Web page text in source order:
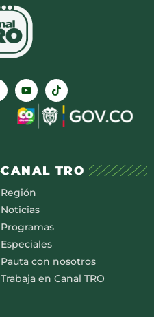
CANAL TRO
Región
Noticias
Programas
Especiales
Pauta con nosotros
Trabaja en Canal TRO